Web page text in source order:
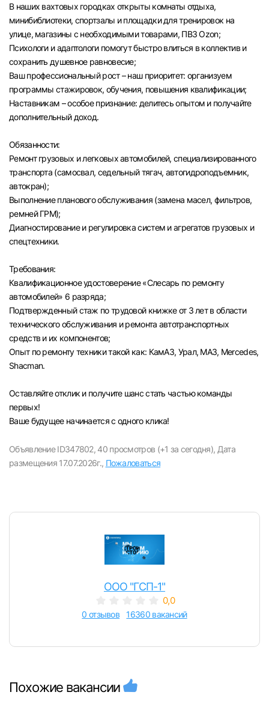
Вход в личный кабинет
вакансии с контактами и оставлять отклики
E-mail или Телефон
Войти
В наших вахтовых городках открыты комнаты отдыха,
минибиблиотеки, спортзалы и площадки для тренировок на
улице, магазины с необходимыми товарами, ПВЗ Ozon;
Психологи и адаптологи помогут быстро влиться в коллектив и
сохранить душевное равновесие;
Ваш профессиональный рост – наш приоритет: организуем
программы стажировок, обучения, повышения квалификации;
Наставникам – особое признание: делитесь опытом и получайте
дополнительный доход.
Обязанности:
Ремонт грузовых и легковых автомобилей, специализированного
транспорта (самосвал, седельный тягач, автогидроподъемник,
автокран);
Выполнение планового обслуживания (замена масел, фильтров,
ремней ГРМ);
Диагностирование и регулировка систем и агрегатов грузовых и
спецтехники.
Требования:
Квалификационное удостоверение «Слесарь по ремонту
автомобилей» 6 разряда;
Подтвержденный стаж по трудовой книжке от 3 лет в области
технического обслуживания и ремонта автотранспортных
средств и их компонентов;
Опыт по ремонту техники такой как: КамАЗ, Урал, МАЗ, Mercedes,
Shacman.
Оставляйте отклик и получите шанс стать частью команды
первых!
Ваше будущее начинается с одного клика!
Объявление ID347802, 40 просмотров (+1 за сегодня), Дата
размещения 17.07.2026г., Пожаловаться
ООО "ГСП-1"
0,0
0 отзывов 16360 вакансий
Похожие вакансии